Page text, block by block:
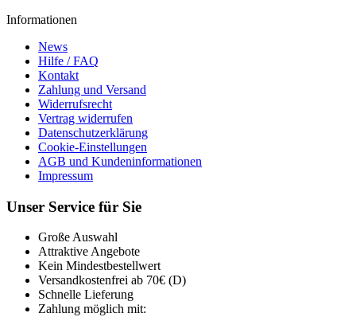
Informationen
News
Hilfe / FAQ
Kontakt
Zahlung und Versand
Widerrufsrecht
Vertrag widerrufen
Datenschutzerklärung
Cookie-Einstellungen
AGB und Kundeninformationen
Impressum
Unser Service für Sie
Große Auswahl
Attraktive Angebote
Kein Mindestbestellwert
Versandkostenfrei ab 70€ (D)
Schnelle Lieferung
Zahlung möglich mit: